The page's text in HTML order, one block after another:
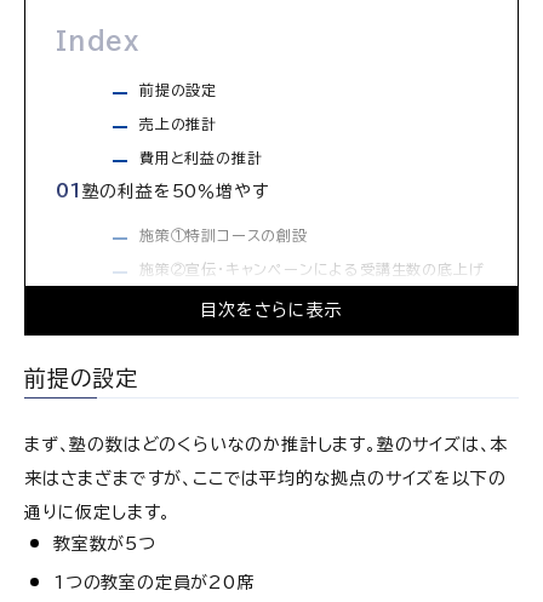
Index
目次をさらに表示
前提の設定
売上の推計
費用と利益の推計
塾の利益を50％増やす
施策①特訓コースの創設
施策②宣伝・キャンペーンによる受講生数の底上げ
目標達成への追加施策：季節講習（クロスセル）の導
余ったリソースの活用により大きな増益が可能な場
合も
前提の設定
まず、塾の数はどのくらいなのか推計します。塾のサイズは、本
来はさまざまですが、ここでは平均的な拠点のサイズを以下の
通りに仮定します。
教室数が5つ
1つの教室の定員が20席